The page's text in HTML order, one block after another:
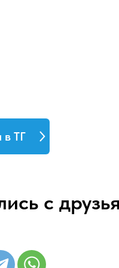
в ТГ
с